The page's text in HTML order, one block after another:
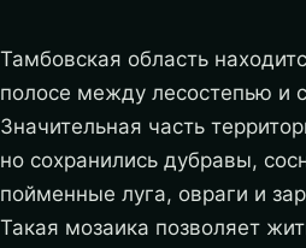
Тамбовская область
полосе между лесостепью и
Значительная часть
но сохранились дубравы,
пойменные луга, овраги и
Такая мозаика позволяет